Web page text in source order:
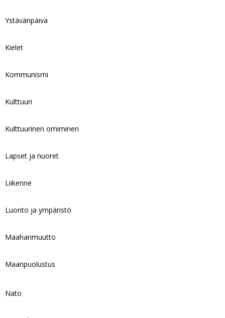
Ystävänpäivä
Kielet
Kommunismi
Kulttuuri
Kulttuurinen omiminen
Lapset ja nuoret
Liikenne
Luonto ja ympäristö
Maahanmuutto
Maanpuolustus
Nato